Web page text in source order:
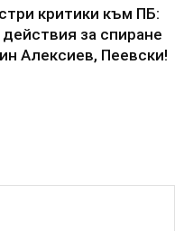
критики към ПБ:
за спиране
Алексиев, Пеевски!